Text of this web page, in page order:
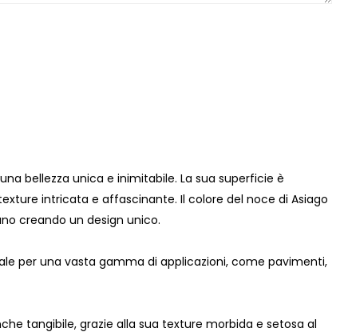
bellezza unica e inimitabile. La sua superficie è
intricata e affascinante. Il colore del noce di Asiago
creando un design unico.
per una vasta gamma di applicazioni, come pavimenti,
tangibile, grazie alla sua texture morbida e setosa al